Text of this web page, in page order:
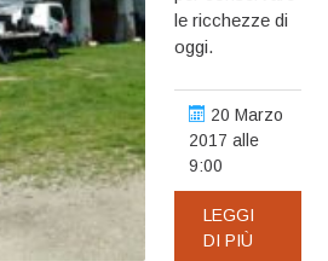
le ricchezze di
oggi.
20 Marzo
2017 alle
9:00
LEGGI
DI PIÙ